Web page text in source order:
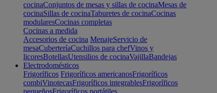
cocinaConjuntos de mesas y sillas de cocinaMesas de
cocinaSillas de cocinaTaburetes de cocinaCocinas
modularesCocinas completas
Cocinas a medida
Accesorios de cocina MenajeServicio de
mesaCuberteríaCuchillos para chefVinos y
licoresBotellasUtensilios de cocinaVajillaBandejas
Electrodomésticos
Frigoríficos Frigoríficos americanosFrigoríficos
combiVinotecasFrigoríficos integrablesFrigoríficos
pequeñosFrigoríficos portátiles